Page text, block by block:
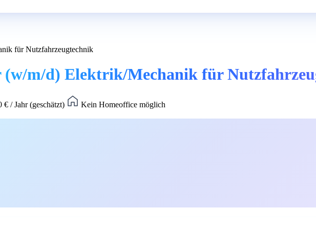
für Nutzfahrzeugtechnik
m/d) Elektrik/Mechanik für
€ / Jahr (geschätzt)
Kein Homeoffice möglich